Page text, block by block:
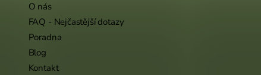
O nás
FAQ - Nejčastější dotazy
Poradna
Blog
Kontakt